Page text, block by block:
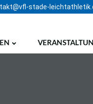
stade-